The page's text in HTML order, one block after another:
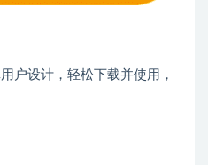
户设计，轻松下载并使用，